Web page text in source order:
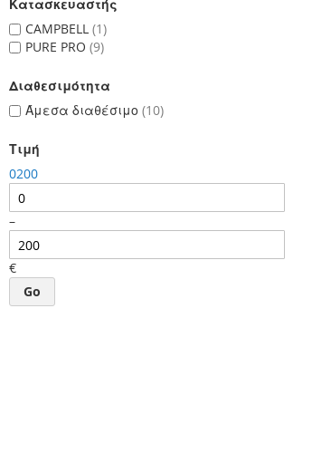
Κατασκευαστής
CAMPBELL 1
PURE PRO 9
Διαθεσιμότητα
Άμεσα διαθέσιμο 10
Τιμή
0200
–
€
Go